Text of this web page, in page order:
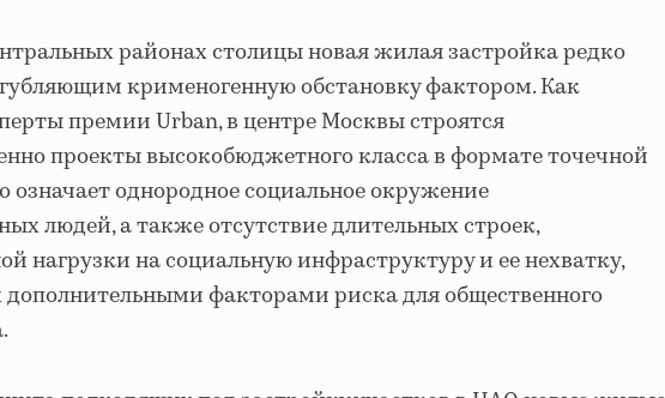
районах столицы новая жилая застройка редко
крименогенную обстановку фактором. Как
премии Urban, в центре Москвы строятся
проекты высокобюджетного класса в формате точечной
означает однородное социальное окружение
людей, а также отсутствие длительных строек,
нагрузки на социальную инфраструктуру и ее нехватку,
факторами риска для общественного